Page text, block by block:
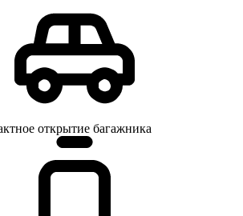
открытие багажника